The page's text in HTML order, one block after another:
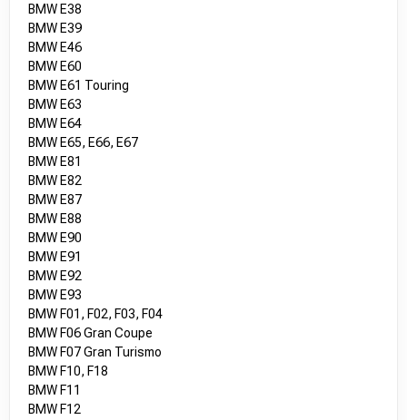
BMW E38
BMW E39
BMW E46
BMW E60
BMW E61 Touring
BMW E63
BMW E64
BMW E65, E66, E67
BMW E81
BMW E82
BMW E87
BMW E88
BMW E90
BMW E91
BMW E92
BMW E93
BMW F01, F02, F03, F04
BMW F06 Gran Coupe
BMW F07 Gran Turismo
BMW F10, F18
BMW F11
BMW F12